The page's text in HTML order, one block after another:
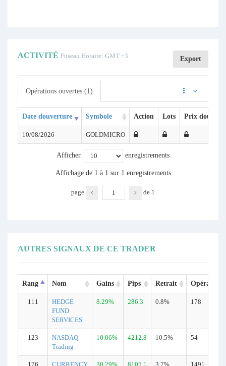
ACTIVITÉ Fuseau Horaire: GMT +3 Export
Opérations ouvertes (1)
Date douverture Symbole Action Lots Prix
10/08/2026 GOLDMICRO
Afficher enregistrements
Affichage de 1 à 1 sur 1 enregistrements
page de 1
AUTRES SIGNAUX DE CE TRADER
Rang Nom Gains Pips Retrait Opérations
111
HEDGE
FUND
SERVICES
8.29% 286.3 0.8% 178
123
NASDAQ
Trading
10.06% 4212.8 10.5% 54
176
CURRENCY
30.29% 8105.1 3.7% 1491